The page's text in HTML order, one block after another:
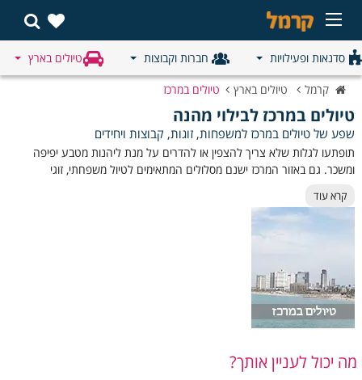
סדנאות ופעילויות חברות וקבוצות טיולים בארץ
קרמל טיולים בארץ טיולים במרכז
טיולים במרכז לבילוי מהנה
שפע של טיולים במרכז למשפחות, זוגות, קבוצות ויחידים
תופתעו לגלות שלא צריך להצפין או להדרים על מנת ליהנות מטבע יפיפה
ומשכר. גם באזור המרכז ישנם מסלולים המתאימים לטיול משפחתי, זוגי
טבע מופלא לנחלים ומעיינות מרעננים, מסלולים אתגריים או קלילים. כך שבלי
להתרחק מהבית תוכלו ליהנות ממסלול טיול במרכז עם נקודות תצפית קסומות,
פינות פיקניק מושלמות ובעיקר בילוי עוצר נשימה. כאן תוכלו למצוא מבחר של
✨ המלצות לטיולים קצרים ומגוונים במרכז -
1. תל אביב:
קרא עוד
מה יכול לעניין אותך?